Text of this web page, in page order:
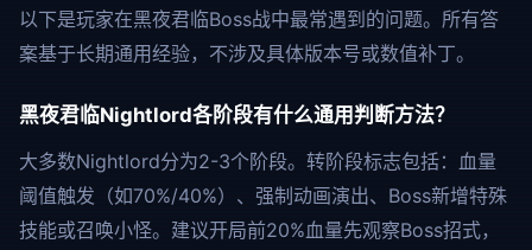
以下是玩家在黑夜君临Boss战中最常遇到的问题。所有答
案基于长期通用经验，不涉及具体版本号或数值补丁。
黑夜君临Nightlord各阶段有什么通用判断方法？
大多数Nightlord分为2-3个阶段。转阶段标志包括：血量
阈值触发（如70%/40%）、强制动画演出、Boss新增特殊
技能或召唤小怪。建议开局前20%血量先观察Boss招式，